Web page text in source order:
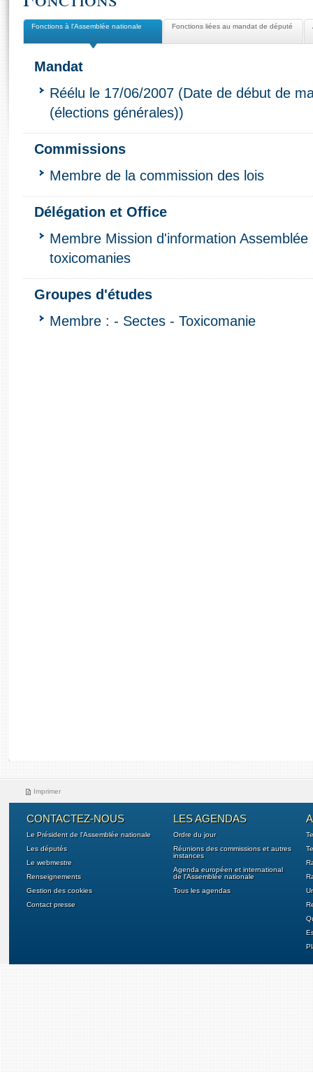
Fonctions à l'Assemblée nationale Fonctions liées au mandat de député
Mandat
Réélu le 17/06/2007 (Date de début de
(élections générales))
Commissions
Membre de la commission des lois
Délégation et Office
Membre Mission d'information
toxicomanies
Groupes d'études
Membre : - Sectes - Toxicomanie
Imprimer
CONTACTEZ-NOUS
Le Président de l'Assemblée nationale
Les députés
Le webmestre
Renseignements
Gestion des cookies
Contact presse
LES AGENDAS
Ordre du jour
Réunions des commissions et autres
instances
Agenda européen et international
de l'Assemblée nationale
Tous les agendas